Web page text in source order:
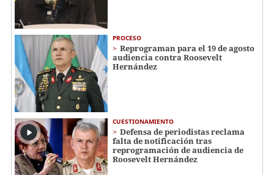
PROCESO
Reprograman para el 19 de agosto
audiencia contra Roosevelt
Hernández
CUESTIONAMIENTO
Defensa de periodistas reclama
falta de notificación tras
reprogramación de audiencia de
Roosevelt Hernández